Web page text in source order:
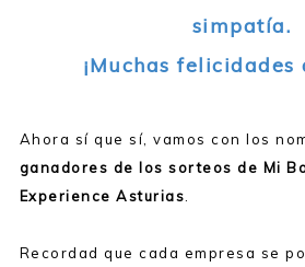
simpatía.
¡Muchas felicidades
Ahora sí que sí, vamos con los
ganadores de los sorteos de Mi
Experience Asturias
Recordad que cada empresa se